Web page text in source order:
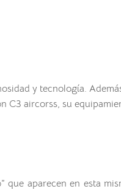
y tecnología.
C3 aircorss, su
que aparecen en esta